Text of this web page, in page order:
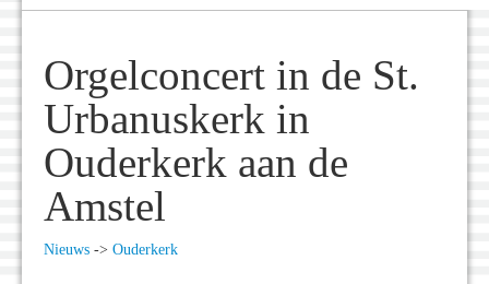
Orgelconcert in de St.
Urbanuskerk in
Ouderkerk aan de
Amstel
Nieuws -> Ouderkerk